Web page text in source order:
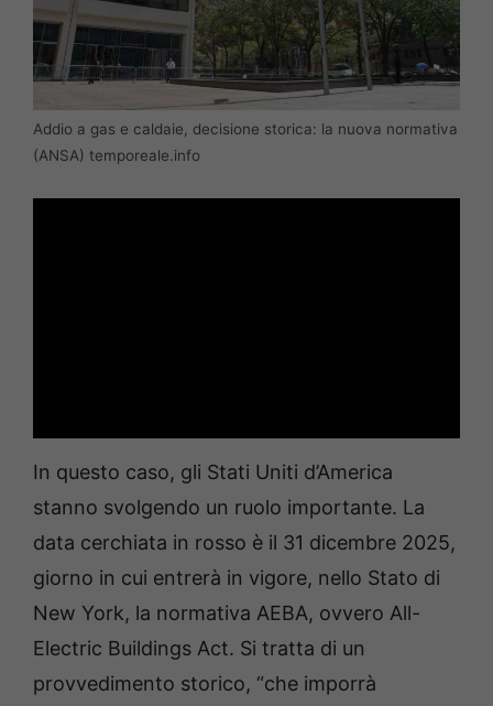
Addio a gas e caldaie, decisione storica: la nuova normativa
(ANSA) temporeale.info
In questo caso, gli Stati Uniti d’America
stanno svolgendo un ruolo importante. La
data cerchiata in rosso è il 31 dicembre 2025,
giorno in cui entrerà in vigore, nello Stato di
New York, la normativa AEBA, ovvero All-
Electric Buildings Act. Si tratta di un
provvedimento storico, “che imporrà